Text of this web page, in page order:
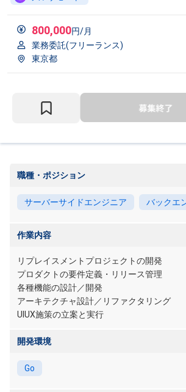
800,000円/月
業務委託(フリーランス)
東京都
職種・ポジション
サーバーサイドエンジニア バックエ
作業内容
リプレイスメントプロジェクトの開発
プロダクトの要件定義・リリース管理
各種機能の設計／開発
アーキテクチャ設計／リファクタリング
UIUX施策の立案と実行
開発環境
Go